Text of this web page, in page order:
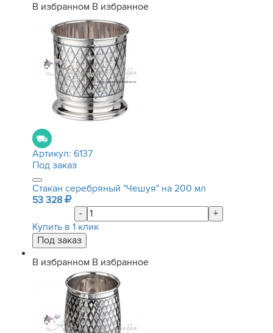
В избранном В избранное
Артикул: 6137
Под заказ
Стакан серебряный "Чешуя" на 200 мл
53 328
-
+
Купить в 1 клик
В избранном В избранное